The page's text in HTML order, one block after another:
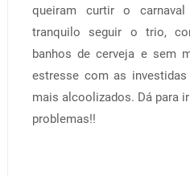
queiram curtir o
tranquilo seguir o trio,
banhos de cerveja e sem
estresse com as
mais alcoolizados. Dá para
problemas!!